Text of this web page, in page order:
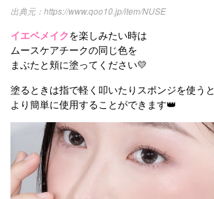
https://www.qoo10.jp/item/NUSE
イエベメイクを楽しみたい時は
ムースケアチークの同じ色を
まぶたと頬に塗ってください💛
塗るときは指で軽く叩いたりスポンジを使うと
より簡単に使用することができます👑